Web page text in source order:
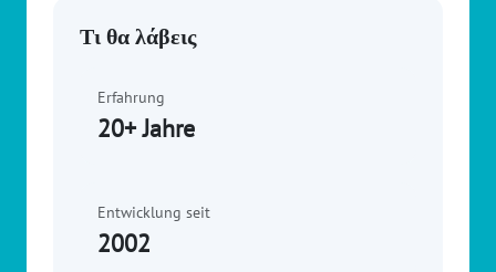
Τι θα λάβεις
Erfahrung
20+ Jahre
Entwicklung seit
2002